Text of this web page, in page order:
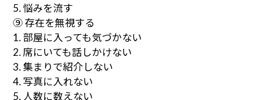
5. 悩みを流す
⑨ 存在を無視する
1. 部屋に入っても気づかない
2. 席にいても話しかけない
3. 集まりで紹介しない
4. 写真に入れない
5. 人数に数えない